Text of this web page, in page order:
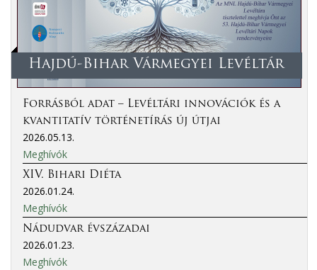
Hajdú-Bihar Vármegyei Levéltár
Forrásból adat – Levéltári innovációk és a
kvantitatív történetírás új útjai
2026.05.13.
Meghívók
XIV. Bihari Diéta
2026.01.24.
Meghívók
Nádudvar évszázadai
2026.01.23.
Meghívók